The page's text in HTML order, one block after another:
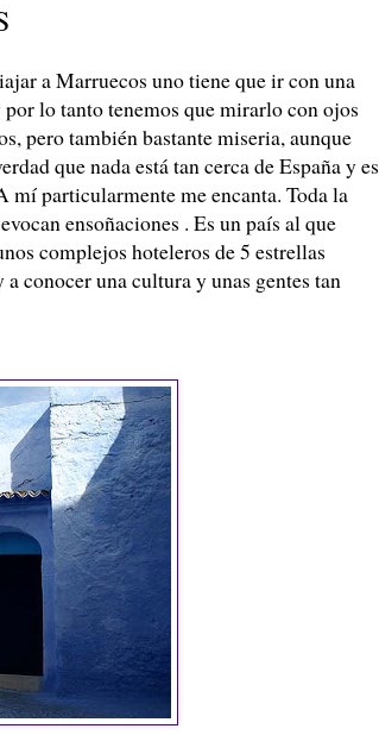
a Marruecos uno tiene que ir con una
lo tanto tenemos que mirarlo con ojos
pero también bastante miseria, aunque
que nada está tan cerca de España y es
mí particularmente me encanta. Toda la
ensoñaciones . Es un país al que
complejos hoteleros de 5 estrellas
conocer una cultura y unas gentes tan